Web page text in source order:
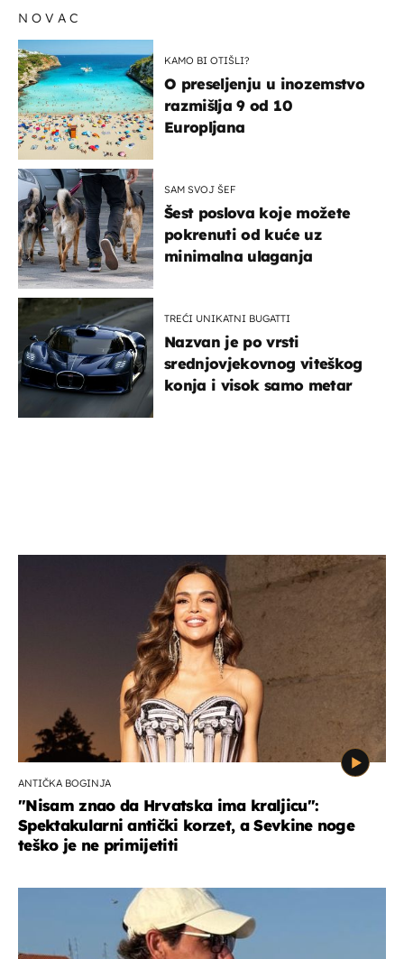
NOVAC
KAMO BI OTIŠLI?
O preseljenju u inozemstvo
razmišlja 9 od 10
Europljana
SAM SVOJ ŠEF
Šest poslova koje možete
pokrenuti od kuće uz
minimalna ulaganja
TREĆI UNIKATNI BUGATTI
Nazvan je po vrsti
srednjovjekovnog viteškog
konja i visok samo metar
ANTIČKA BOGINJA
"Nisam znao da Hrvatska ima kraljicu":
Spektakularni antički korzet, a Sevkine noge
teško je ne primijetiti